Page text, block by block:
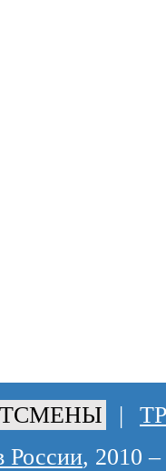
|
России, 2010